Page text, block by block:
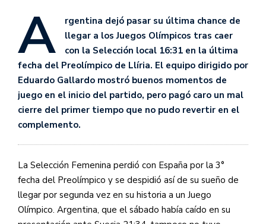
A
rgentina dejó pasar su última chance de
llegar a los Juegos Olímpicos tras caer
con la Selección local 16:31 en la última
fecha del Preolímpico de Llíria. El equipo dirigido por
Eduardo Gallardo mostró buenos momentos de
juego en el inicio del partido, pero pagó caro un mal
cierre del primer tiempo que no pudo revertir en el
complemento.
La Selección Femenina perdió con España por la 3°
fecha del Preolímpico y se despidió así de su sueño de
llegar por segunda vez en su historia a un Juego
Olímpico. Argentina, que el sábado había caído en su